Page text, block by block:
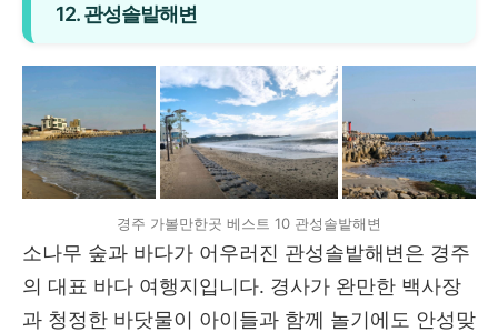
12. 관성솔밭해변
경주 가볼만한곳 베스트 10 관성솔밭해변
소나무 숲과 바다가 어우러진 관성솔밭해변은 경주
의 대표 바다 여행지입니다. 경사가 완만한 백사장
과 청정한 바닷물이 아이들과 함께 놀기에도 안성맞